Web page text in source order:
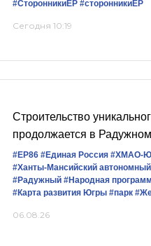
#СторонникиЕР #сторонникиЕР
Сегодня 10:19
Строительство
продолжается в Радужном
#ЕР86 #Единая Россия #ХМАО-
#Ханты-Мансийский
#Радужный #Народная
#Карта развития Югры #парк
06.08.26